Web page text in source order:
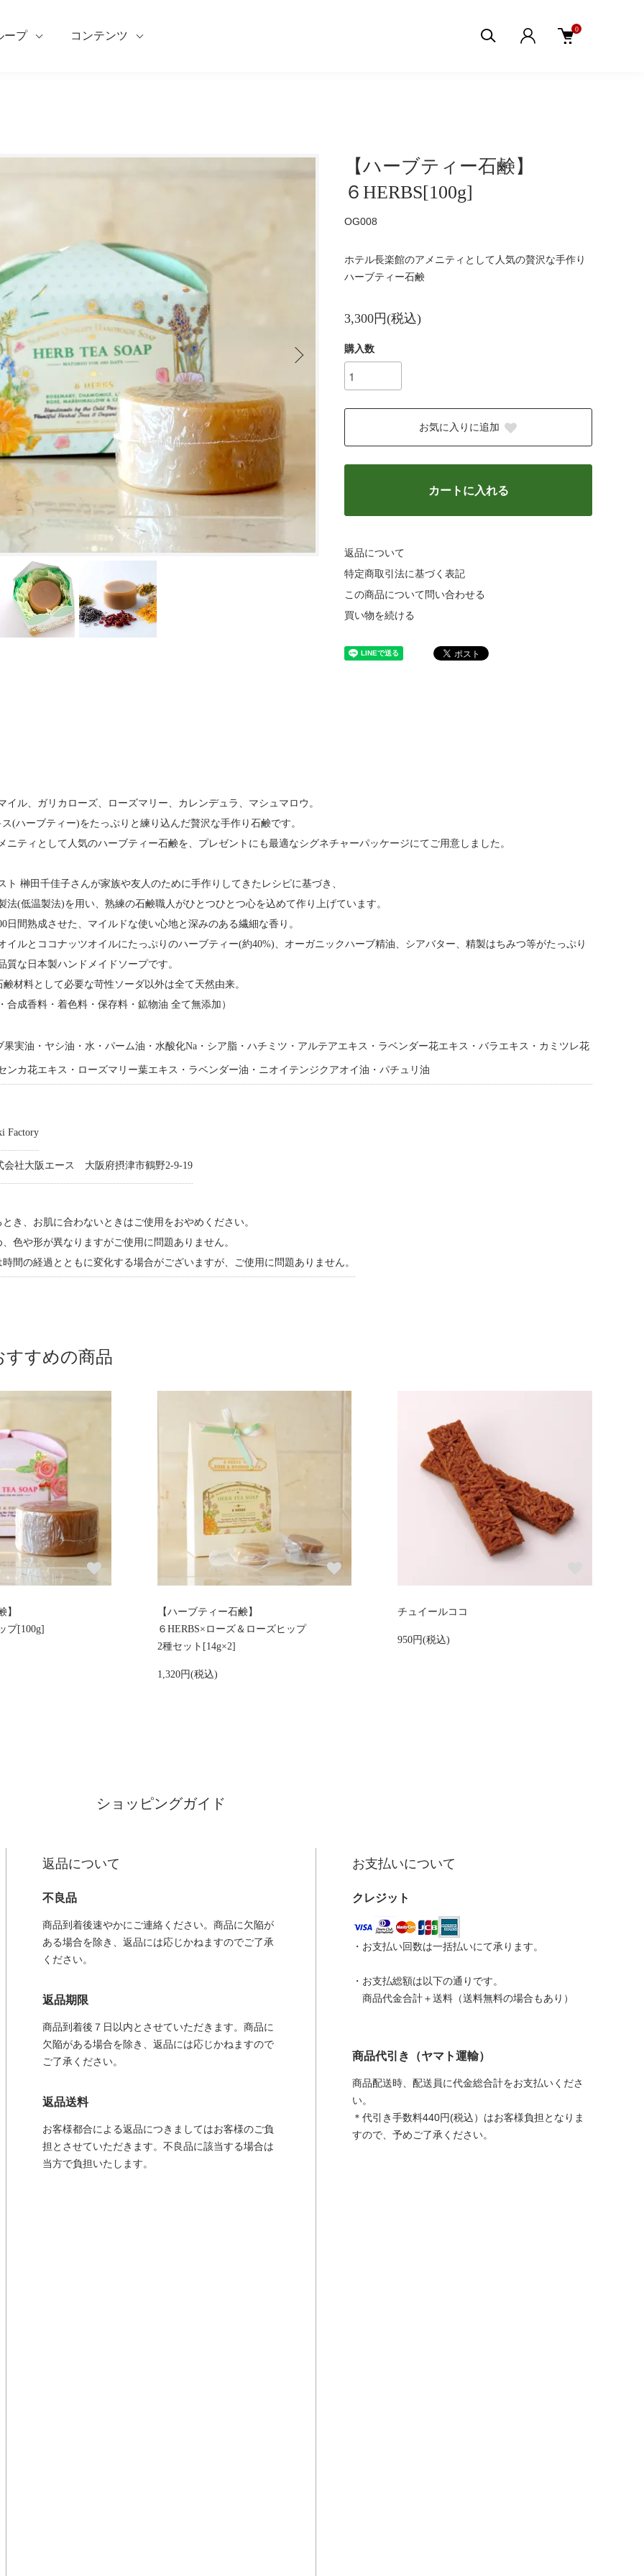
ープ コンテンツ
0
【ハーブティー石鹸】
６HERBS[100g]
OG008
ホテル長楽館のアメニティとして人気の贅沢な手作り
ハーブティー石鹸
3,300円(税込)
購入数
お気に入りに追加
カートに入れる
返品について
特定商取引法に基づく表記
この商品について問い合わせる
買い物を続ける
イル、ガリカローズ、ローズマリー、カレンデュラ、マシュマロウ。
(ハーブティー)をたっぷりと練り込んだ贅沢な手作り石鹸です。
ニティとして人気のハーブティー石鹸を、プレゼントにも最適なシグネチャーパッケージにてご用意しました。
ト 榊田千佳子さんが家族や友人のために手作りしてきたレシピに基づき、
法(低温製法)を用い、熟練の石鹸職人がひとつひとつ心を込めて作り上げています。
日間熟成させた、マイルドな使い心地と深みのある繊細な香り。
イルとココナッツオイルにたっぷりのハーブティー(約40%)、オーガニックハーブ精油、シアバター、精製はちみつ等がたっぷり
質な日本製ハンドメイドソープです。
材料として必要な苛性ソーダ以外は全て天然由来。
合成香料・着色料・保存料・鉱物油 全て無添加）
果実油・ヤシ油・水・パーム油・水酸化Na・シア脂・ハチミツ・アルテアエキス・ラベンダー花エキス・バラエキス・カミツレ花
ンカ花エキス・ローズマリー葉エキス・ラベンダー油・ニオイテンジクアオイ油・パチュリ油
Factory
会社大阪エース 大阪府摂津市鶴野2-9-19
き、お肌に合わないときはご使用をおやめください。
色や形が異なりますがご使用に問題ありません。
間の経過とともに変化する場合がございますが、ご使用に問題ありません。
すすめの商品
】
プ[100g]
【ハーブティー石鹸】
６HERBS×ローズ＆ローズヒップ
2種セット[14g×2]
1,320円(税込)
チュイールココ
950円(税込)
ショッピングガイド
返品について
不良品
商品到着後速やかにご連絡ください。商品に欠陥が
ある場合を除き、返品には応じかねますのでご了承
ください。
返品期限
商品到着後７日以内とさせていただきます。商品に
欠陥がある場合を除き、返品には応じかねますので
ご了承ください。
返品送料
お客様都合による返品につきましてはお客様のご負
担とさせていただきます。不良品に該当する場合は
当方で負担いたします。
お支払いについて
クレジット
・お支払い回数は一括払いにて承ります。
・お支払総額は以下の通りです。
商品代金合計＋送料（送料無料の場合もあり）
商品代引き（ヤマト運輸）
商品配送時、配送員に代金総合計をお支払いくださ
い。
＊代引き手数料440円(税込）はお客様負担となりま
すので、予めご了承ください。